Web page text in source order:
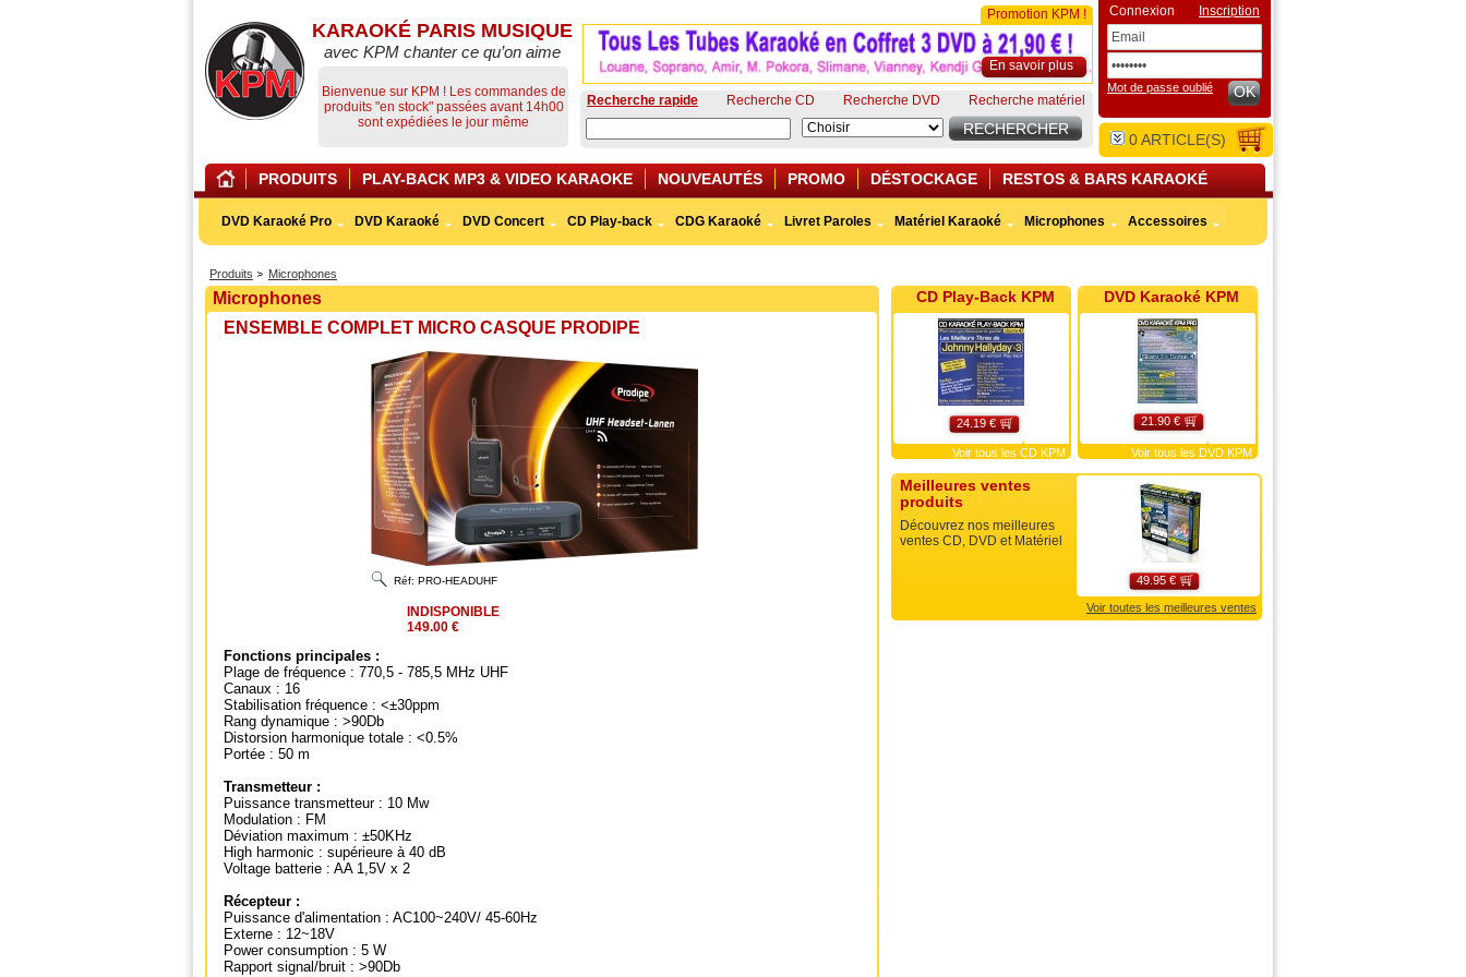
Produits Microphones
Microphones
ENSEMBLE COMPLET MICRO CASQUE PRODIPE
Réf: PRO-HEADUHF
INDISPONIBLE
149.00 €
Fonctions principales :
Plage de fréquence : 770,5 - 785,5 MHz UHF
Canaux : 16
Stabilisation fréquence : <±30ppm
Rang dynamique : >90Db
Distorsion harmonique totale : <0.5%
Portée : 50 m
Transmetteur :
Puissance transmetteur : 10 Mw
Modulation : FM
Déviation maximum : ±50KHz
High harmonic : supérieure à 40 dB
Voltage batterie : AA 1,5V x 2
Récepteur :
Puissance d'alimentation : AC100~240V/ 45-60Hz
Externe : 12~18V
Power consumption : 5 W
Rapport signal/bruit : >90Db
CD Play-Back KPM
24.19 €
Voir tous les CD KPM
DVD Karaoké KPM
21.90 €
Voir tous les DVD KPM
Meilleures ventes
produits
Découvrez nos meilleures
ventes CD, DVD et Matériel
49.95 €
Voir toutes les meilleures ventes
KARAOKÉ PARIS MUSIQUE
avec KPM chanter ce qu’on aime
Bienvenue sur KPM ! Les commandes de
produits "en stock" passées avant 14h00
sont expédiées le jour même
Promotion KPM !
En savoir plus
Recherche rapide Recherche CD Recherche DVD Recherche matériel
Inscription
Connexion
OK
Mot de passe oublié
0ARTICLE(S)
PRODUITS PLAY-BACK MP3 & VIDEO KARAOKE NOUVEAUTÉS PROMO DÉSTOCKAGE RESTOS & BARS KARAOKÉ
DVD Karaoké Pro DVD Karaoké DVD Concert CD Play-back CDG Karaoké Livret Paroles Matériel Karaoké Microphones Accessoires